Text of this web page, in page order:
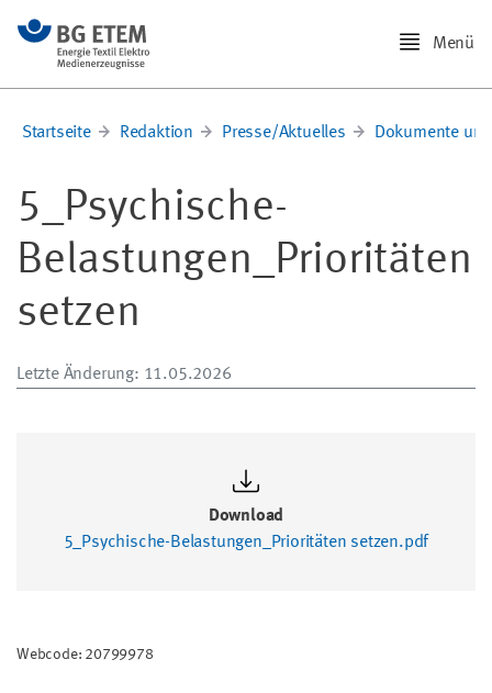
Menü
Startseite Redaktion Presse/Aktuelles Dokumente
5_Psychische-
Belastungen_Prioritäten
setzen
Letzte Änderung: 11.05.2026
Download
5_Psychische-Belastungen_Prioritäten setzen.pdf
Webcode: 20799978